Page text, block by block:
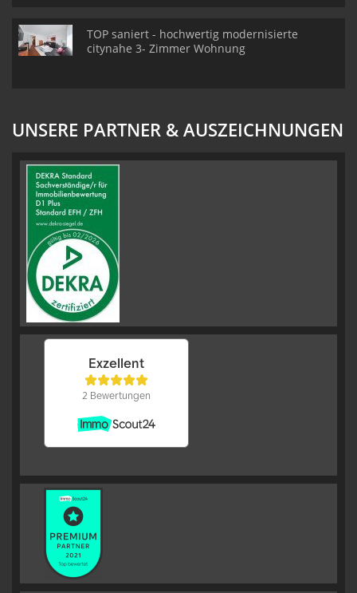
TOP saniert - hochwertig modernisierte
citynahe 3- Zimmer Wohnung
UNSERE PARTNER & AUSZEICHNUNGEN